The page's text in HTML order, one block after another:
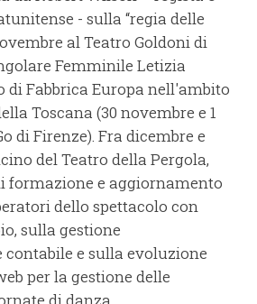
- sulla “regia delle
al Teatro Goldoni di
Femminile Letizia
di Fabbrica Europa nell'ambito
Toscana (30 novembre e 1
di Firenze). Fra dicembre e
del Teatro della Pergola,
formazione e aggiornamento
dello spettacolo con
sulla gestione
e sulla evoluzione
per la gestione delle